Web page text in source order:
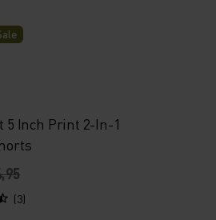
5 Inch Print 2-In-1
(3)